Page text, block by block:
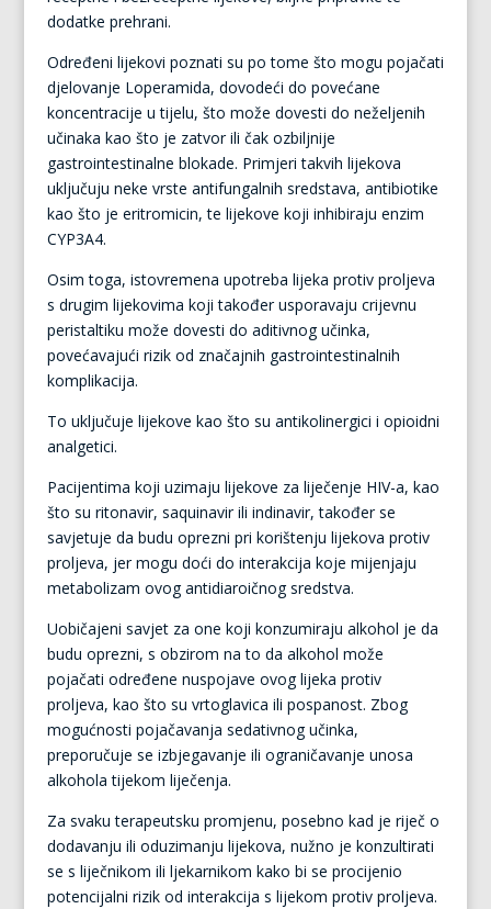
dodatke prehrani.
Određeni lijekovi poznati su po tome što mogu pojačati
djelovanje Loperamida, dovodeći do povećane
koncentracije u tijelu, što može dovesti do neželjenih
učinaka kao što je zatvor ili čak ozbiljnije
gastrointestinalne blokade. Primjeri takvih lijekova
uključuju neke vrste antifungalnih sredstava, antibiotike
kao što je eritromicin, te lijekove koji inhibiraju enzim
CYP3A4.
Osim toga, istovremena upotreba lijeka protiv proljeva
s drugim lijekovima koji također usporavaju crijevnu
peristaltiku može dovesti do aditivnog učinka,
povećavajući rizik od značajnih gastrointestinalnih
komplikacija.
To uključuje lijekove kao što su antikolinergici i opioidni
analgetici.
Pacijentima koji uzimaju lijekove za liječenje HIV-a, kao
što su ritonavir, saquinavir ili indinavir, također se
savjetuje da budu oprezni pri korištenju lijekova protiv
proljeva, jer mogu doći do interakcija koje mijenjaju
metabolizam ovog antidiaroičnog sredstva.
Uobičajeni savjet za one koji konzumiraju alkohol je da
budu oprezni, s obzirom na to da alkohol može
pojačati određene nuspojave ovog lijeka protiv
proljeva, kao što su vrtoglavica ili pospanost. Zbog
mogućnosti pojačavanja sedativnog učinka,
preporučuje se izbjegavanje ili ograničavanje unosa
alkohola tijekom liječenja.
Za svaku terapeutsku promjenu, posebno kad je riječ o
dodavanju ili oduzimanju lijekova, nužno je konzultirati
se s liječnikom ili ljekarnikom kako bi se procijenio
potencijalni rizik od interakcija s lijekom protiv proljeva.